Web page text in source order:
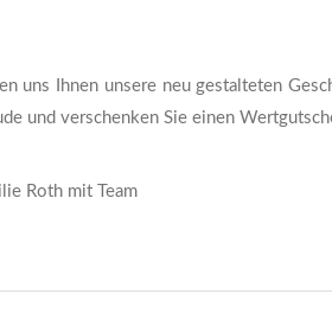
uns Ihnen unsere neu gestalteten
und verschenken Sie einen
Roth mit Team